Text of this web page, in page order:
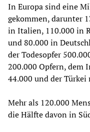
In Europa sind eine
gekommen, darunter
in Italien, 110.000 in
und 80.000 in
der Todesopfer
200.000 Opfern, dem
44.000 und der Türkei
Mehr als 120.000
die Hälfte davon in